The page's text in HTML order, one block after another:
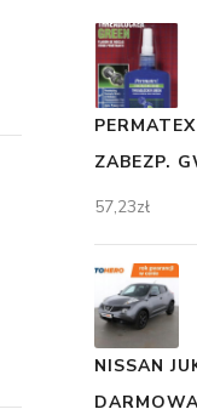
ZABEZP.
57,23zł
NISSAN